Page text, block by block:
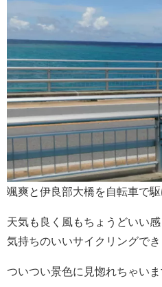
颯爽と伊良部大橋を自転車で
天気も良く風もちょうどいい
気持ちのいいサイクリングで
ついつい景色に見惚れちゃいま